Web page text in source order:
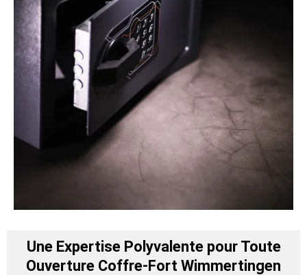
Une Expertise Polyvalente pour Toute
Ouverture Coffre-Fort Wimmertingen